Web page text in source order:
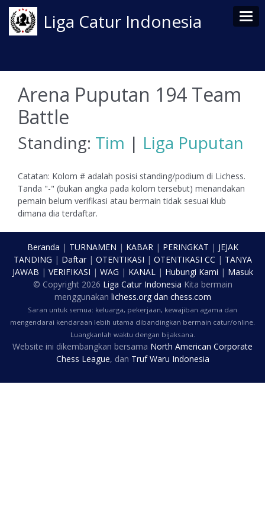
Liga Catur Indonesia
Arena Puputan 194 Team
Battle
Standing: Tim | Liga Puputan
Catatan: Kolom # adalah posisi standing/podium di Lichess.
Tanda "-" (bukan angka pada kolom tersebut) menandakan
pemain belum verifikasi atau bermain tidak sesuai klub
dimana dia terdaftar.
Beranda | TURNAMEN | KABAR| PERINGKAT | JEJAK
TANDING | Daftar| OTENTIKASI | OTENTIKASI CC | TANYA
JAWAB | VERIFIKASI | WAG | KANAL| Hubungi Kami | Masuk
© Copyright 2026 Liga Catur Indonesia Kita bermain
menggunakan lichess.orgdan chess.com
Saran untuk semua: keluarga, pekerjaan, kewajiban agama dan
mengendarai kendaraan lebih utama dibandingkan bermain catur/online.
Luangkanlah waktu dengan bijaksana.
Website ini dikembangkan bersama North American Corporate
Chess League, dan Truf Waru Indonesia